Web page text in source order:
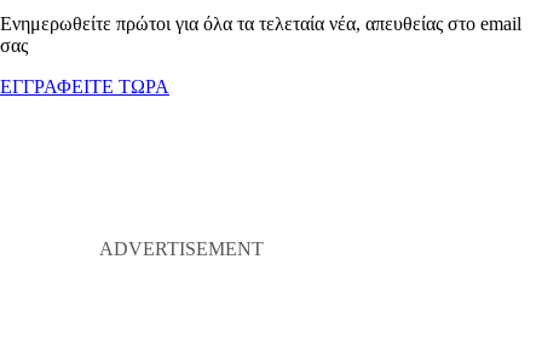
Ενημερωθείτε πρώτοι για όλα τα τελεταία νέα, απευθείας στο email
σας
ΕΓΓΡΑΦΕΙΤΕ ΤΩΡΑ